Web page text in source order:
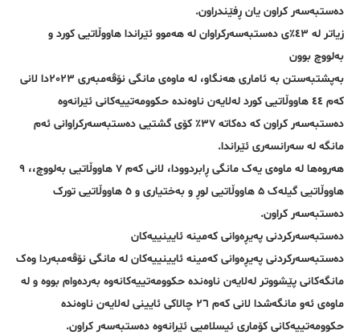
دەستبەسەر کراون یان ڕفێندراون.
زیاتر لە ٤٣٪ی دەستبەسەرکراوان لە هەموو ئێراندا هاووڵاتیی کورد و
بەلووچ بوون
بەپشتبەستن بە ئاماری هەنگاو، لە ماوەی مانگی نۆڤەمبەری ٢٠٢٣دا لانی
کەم ٤٤ هاووڵاتیی کورد لەلایەن ناوەندە حکوومەتییەکانی ئێرانەوە
دەستبەسەر کراون کە دەکاتە ٣٧٪ کۆی گشتیی دەستبەسەرکراوانی ئەم
مانگە لە سەرانسەری ئێراندا.
هەروەها لە ماوەی یەک مانگی ڕابردوودا، لانی کەم ٧ هاووڵاتیی بەلووچ،، ٩
هاووڵاتیی گیلەک ۵ هاووڵاتیی لوڕ و بەختیاری و ٥ هاووڵاتیی تورک
دەستبەسەر کراون.
دەستبەسەرکردنی پەیڕەوانی کەمینە ئایینییەکان
دەستبەسەرکردنی پەیڕەوانی کەمینە ئایینییەکان لە مانگی نۆڤەمبەردا وەک
مانگەکانی پێشووتر لەلایەن ناوەندە حکوومەتییەکانەوە بەردەوام بووە و لە
ماوەی ئەو مانگەشدا لانی کەم ٢٦ چالاکی ئایینی لەلایەن ناوەندە
حکوومەتییەکانی کۆماری ئیسلامیی ئێرانەوە دەستبەسەر کراون.